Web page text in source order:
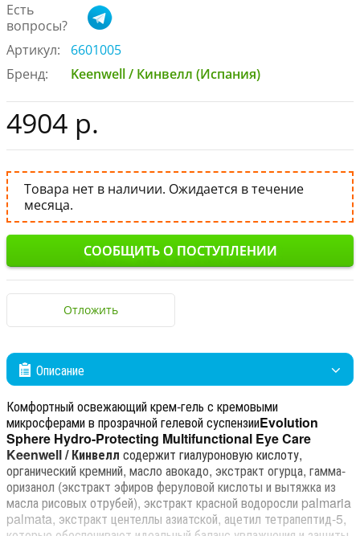
Есть
вопросы?
Артикул:
6601005
Бренд:
Keenwell / Кинвелл (Испания)
4904 р.
Товара нет в наличии. Ожидается в течение
месяца.
СООБЩИТЬ О ПОСТУПЛЕНИИ
Отложить
Описание
Комфортный освежающий крем-гель с кремовыми
микросферами в прозрачной гелевой суспензииEvolution
Sphere Hydro-Protecting Multifunctional Eye Care
Keenwell / Кинвелл содержит гиалуроновую кислоту,
органический кремний, масло авокадо, экстракт огурца, гамма-
оризанол (экстракт эфиров феруловой кислоты и вытяжка из
масла рисовых отрубей), экстракт красной водоросли palmaria
palmata, экстракт центеллы азиатской, ацетил тетрапептид-5,